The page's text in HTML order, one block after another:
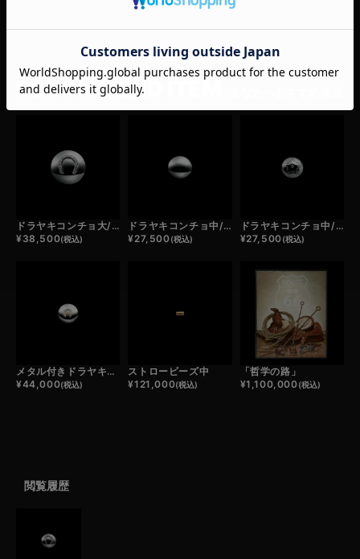
RECOMMEND ITEM
ドラヤキコンチョ大/ホースシュー
¥38,500(税込)
ドラヤキコンチョ中/プレーン
¥27,500(税込)
ドラヤキコンチョ中/スター
¥27,500(税込)
メタル付きドラヤキコンチョ/ホースシュー
¥44,000(税込)
ストロービーズ中
¥121,000(税込)
「哲学の路」
¥1,100,000(税込)
閲覧履歴